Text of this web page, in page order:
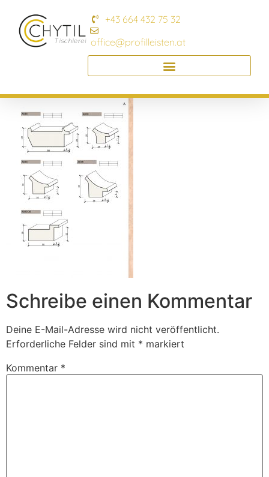
+43 664 432 75 32
office@profilleisten.at
Schreibe einen Kommentar
Deine E-Mail-Adresse wird nicht veröffentlicht.
Erforderliche Felder sind mit * markiert
Kommentar *